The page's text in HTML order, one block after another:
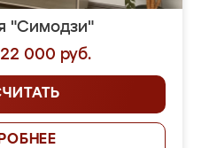
"Симодзи"
000 руб.